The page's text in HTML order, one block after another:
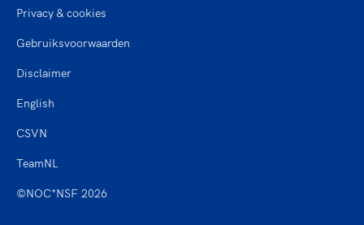
©NOC*NSF 2026
Privacy & cookies
Gebruiksvoorwaarden
Disclaimer
English
CSVN
TeamNL